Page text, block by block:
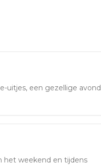
uitjes, een gezellige avond
het weekend en tijdens